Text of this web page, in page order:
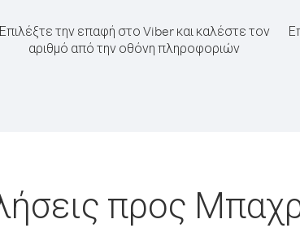
Επιλέξτε την επαφή στο Viber και καλέστε τον
αριθμό από την οθόνη πληροφοριών
προς